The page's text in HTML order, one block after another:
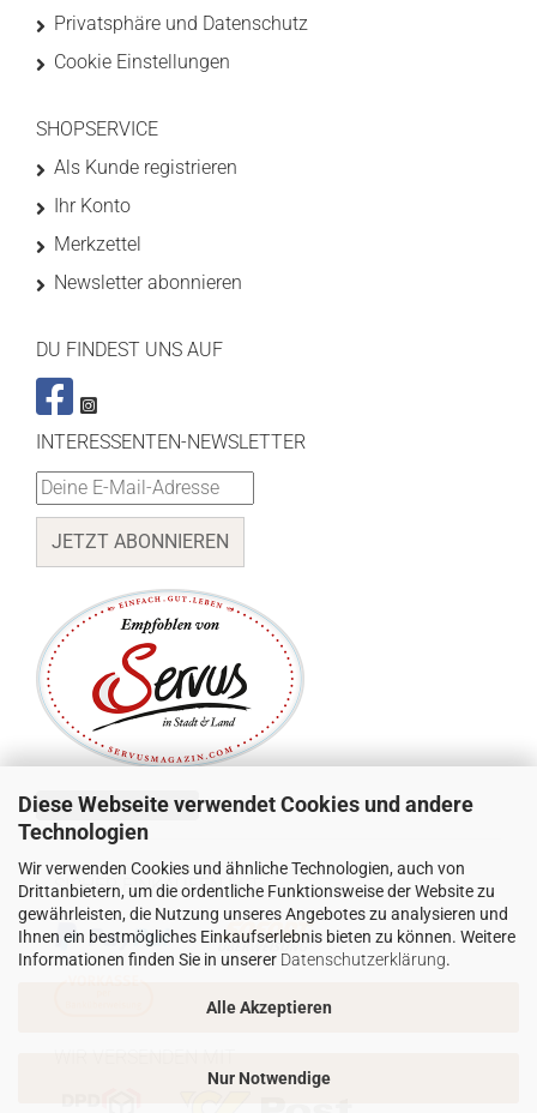
Diese Webseite verwendet Cookies und andere
Technologien
Wir verwenden Cookies und ähnliche Technologien, auch von
Drittanbietern, um die ordentliche Funktionsweise der Website zu
gewährleisten, die Nutzung unseres Angebotes zu analysieren und
Ihnen ein bestmögliches Einkaufserlebnis bieten zu können. Weitere
Informationen finden Sie in unserer Datenschutzerklärung.
Alle Akzeptieren
Nur Notwendige
Privatsphäre und Datenschutz
Cookie Einstellungen
SHOPSERVICE
Als Kunde registrieren
Ihr Konto
Merkzettel
Newsletter abonnieren
DU FINDEST UNS AUF
INTERESSENTEN-NEWSLETTER
JETZT ABONNIEREN
Vertrag widerrufen
SICHER EINKAUFEN MIT: